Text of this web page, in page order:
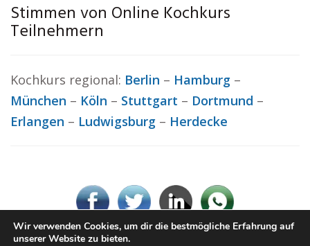
Stimmen von Online Kochkurs
Teilnehmern
Kochkurs regional: Berlin – Hamburg –
München – Köln – Stuttgart – Dortmund –
Erlangen – Ludwigsburg – Herdecke
Wir verwenden Cookies, um dir die bestmögliche Erfahrung auf
unserer Website zu bieten.